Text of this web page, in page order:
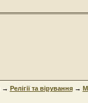
→ Релігії та вірування→